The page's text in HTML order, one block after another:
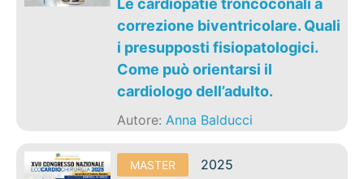
Le cardiopatie troncoconali a
correzione biventricolare. Quali
i presupposti fisiopatologici.
Come può orientarsi il
cardiologo dell’adulto.
Autore:Anna Balducci
MASTER 2025